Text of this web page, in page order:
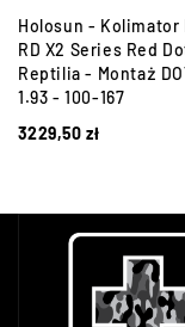
Holosun - Kolimator
RD X2 Series Red
Reptilia - Montaż
1.93 - 100-167
3229,50zł